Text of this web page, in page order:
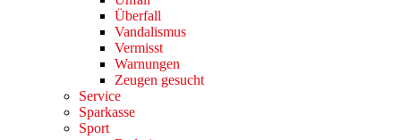
Überfall
Vandalismus
Vermisst
Warnungen
Zeugen gesucht
Service
Sparkasse
Sport